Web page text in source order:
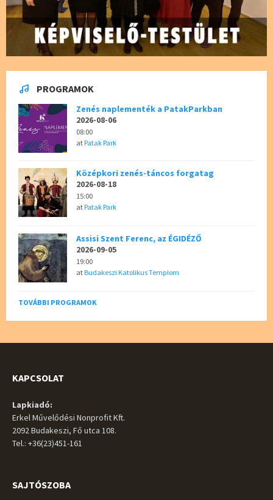
PROGRAMOK
Zenés naplementék a PatakParkban
2026-08-06
08:00
atPatak Park
Középkori zenés-táncos forgatag
2026-08-18
15:00
atPatak Park
Assisi Szent Ferenc, az ÉGIDÉZŐ
2026-09-05
19:00
atBudakeszi Katolikus Templom
TOVÁBBI PROGRAMOK
KAPCSOLAT
Lapkiadó:
Erkel Művelődési Nonprofit Kft.
2092 Budakeszi, Fő utca 108.
Tel.: +36(23)451-161
SAJTÓSZOBA